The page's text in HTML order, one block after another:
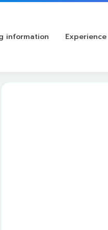
information Experience